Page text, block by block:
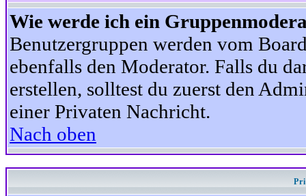
Wie werde ich ein
Benutzergruppen werden vom
ebenfalls den Moderator. Falls du
erstellen, solltest du zuerst den
einer Privaten Nachricht.
Nach oben